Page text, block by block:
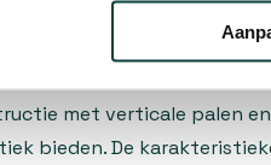
traject.
details
met verticale palen en
bieden. De